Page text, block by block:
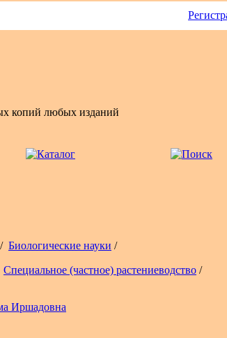
копий любых изданий
/ Биологические науки /
Специальное (частное) растениеводство /
Иршадовна